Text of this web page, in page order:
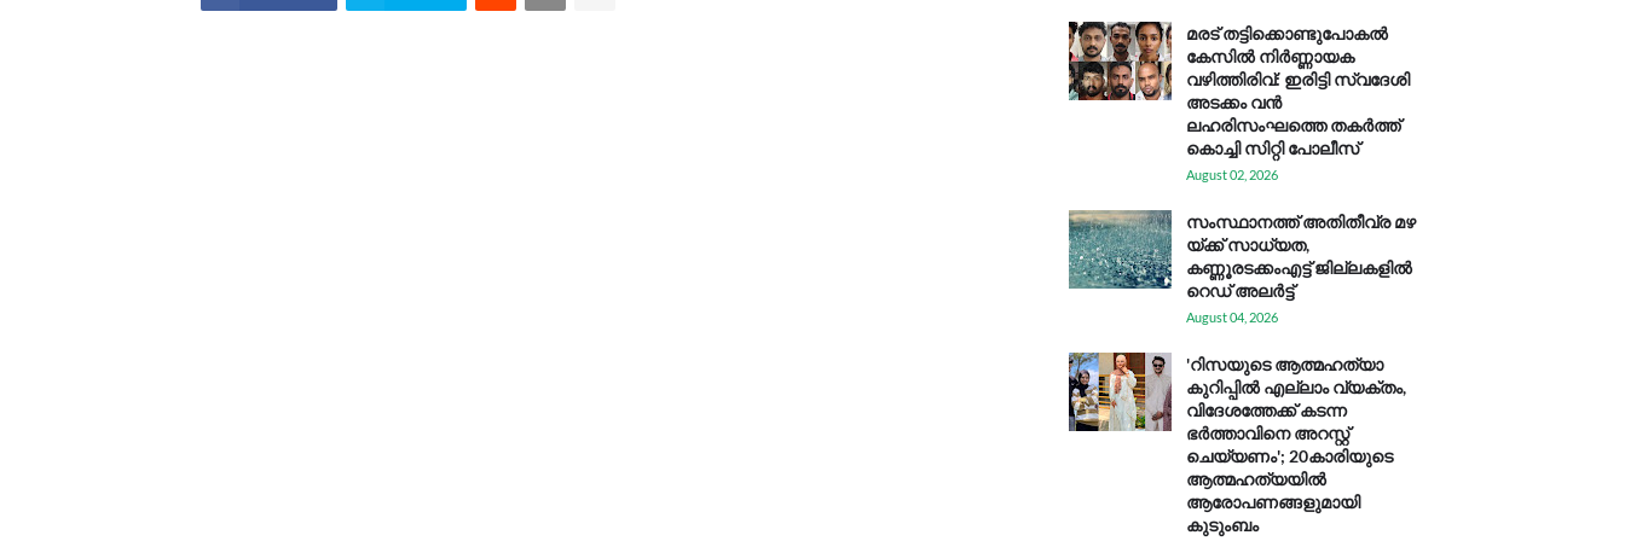
മരട് തട്ടിക്കൊണ്ടുപോകൽ
കേസിൽ നിർണ്ണായക
വഴിത്തിരിവ്: ഇരിട്ടി സ്വദേശി
അടക്കം വൻ
ലഹരിസംഘത്തെ തകർത്ത്
കൊച്ചി സിറ്റി പോലീസ്
August 02, 2026
സം​സ്ഥാ​ന​ത്ത് അ​തി​തീ​വ്ര മ​ഴ​
യ്ക്ക് സാ​ധ്യ​ത,
കണ്ണൂരടക്കംഎ​ട്ട് ജി​ല്ല​ക​ളി​ൽ
റെ​ഡ് അ​ലർ​ട്ട്
August 04, 2026
'റിസയുടെ ആത്മഹത്യാ
കുറിപ്പിൽ എല്ലാം വ്യക്തം,
വിദേശത്തേക്ക് കടന്ന
ഭർത്താവിനെ അറസ്റ്റ്
ചെയ്യണം'; 20കാരിയുടെ
ആത്മഹത്യയിൽ
ആരോപണങ്ങളുമായി
കുടുംബം